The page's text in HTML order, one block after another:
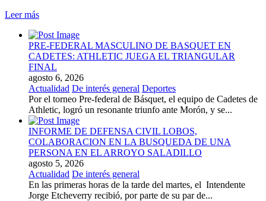
Leer más
PRE-FEDERAL MASCULINO DE BASQUET EN
CADETES: ATHLETIC JUEGA EL TRIANGULAR
FINAL
agosto 6, 2026
Actualidad De interés general Deportes
Por el torneo Pre-federal de Básquet, el equipo de Cadetes de
Athletic, logró un resonante triunfo ante Morón, y se...
INFORME DE DEFENSA CIVIL LOBOS,
COLABORACION EN LA BUSQUEDA DE UNA
PERSONA EN EL ARROYO SALADILLO
agosto 5, 2026
Actualidad De interés general
En las primeras horas de la tarde del martes, el Intendente
Jorge Etcheverry recibió, por parte de su par de...